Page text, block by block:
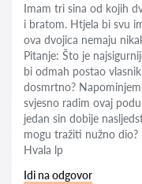
Imam tri sina od kojih
i bratom. Htjela bi svu
ova dvojica nemaju
Pitanje: Što je
bi odmah postao
dosmrtno?
svjesno radim ovaj
jedan sin dobije
mogu tražiti nužno dio?
Hvala lp
Idi na odgovor